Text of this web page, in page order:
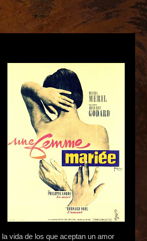
vida de los que aceptan un amor